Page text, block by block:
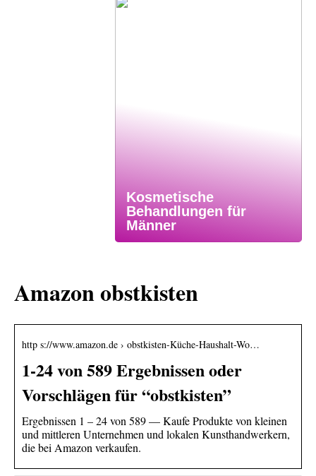
Kosmetische
Behandlungen für
Männer
Amazon obstkisten
http s://www.amazon.de › obstkisten-Küche-Haushalt-Wo…
1-24 von 589 Ergebnissen oder
Vorschlägen für “obstkisten”
Ergebnissen 1 – 24 von 589 — Kaufe Produkte von kleinen
und mittleren Unternehmen und lokalen Kunsthandwerkern,
die bei Amazon verkaufen.